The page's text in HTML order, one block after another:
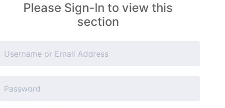
Please Sign-In to view this
section